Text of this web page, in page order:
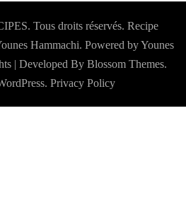
Tous droits réservés. Recipe
Hammachi. Powered by Younes
| Developed By Blossom Themes.
. Privacy Policy